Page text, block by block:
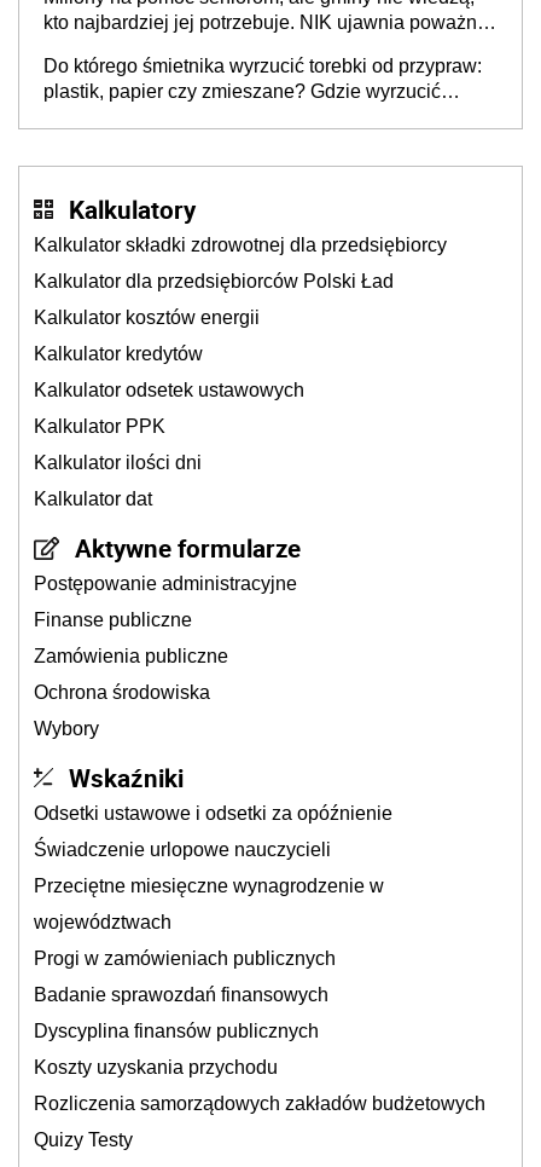
stołecznych
kto najbardziej jej potrzebuje. NIK ujawnia poważną
Do którego śmietnika wyrzucić torebki od przypraw:
plastik, papier czy zmieszane? Gdzie wyrzucić
Kalkulatory
Kalkulator składki zdrowotnej dla przedsiębiorcy
Kalkulator dla przedsiębiorców Polski Ład
Kalkulator kosztów energii
Kalkulator kredytów
Kalkulator odsetek ustawowych
Kalkulator PPK
Kalkulator ilości dni
Kalkulator dat
Aktywne formularze
Postępowanie administracyjne
Finanse publiczne
Zamówienia publiczne
Ochrona środowiska
Wybory
Wskaźniki
Odsetki ustawowe i odsetki za opóźnienie
Świadczenie urlopowe nauczycieli
Przeciętne miesięczne wynagrodzenie w
województwach
Progi w zamówieniach publicznych
Badanie sprawozdań finansowych
Dyscyplina finansów publicznych
Koszty uzyskania przychodu
Rozliczenia samorządowych zakładów budżetowych
Quizy Testy